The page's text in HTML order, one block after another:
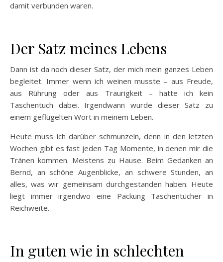
damit verbunden waren.
Der Satz meines Lebens
Dann ist da noch dieser Satz, der mich mein ganzes Leben
begleitet. Immer wenn ich weinen musste – aus Freude,
aus Rührung oder aus Traurigkeit – hatte ich kein
Taschentuch dabei. Irgendwann wurde dieser Satz zu
einem geflügelten Wort in meinem Leben.
Heute muss ich darüber schmunzeln, denn in den letzten
Wochen gibt es fast jeden Tag Momente, in denen mir die
Tränen kommen. Meistens zu Hause. Beim Gedanken an
Bernd, an schöne Augenblicke, an schwere Stunden, an
alles, was wir gemeinsam durchgestanden haben. Heute
liegt immer irgendwo eine Packung Taschentücher in
Reichweite.
In guten wie in schlechten